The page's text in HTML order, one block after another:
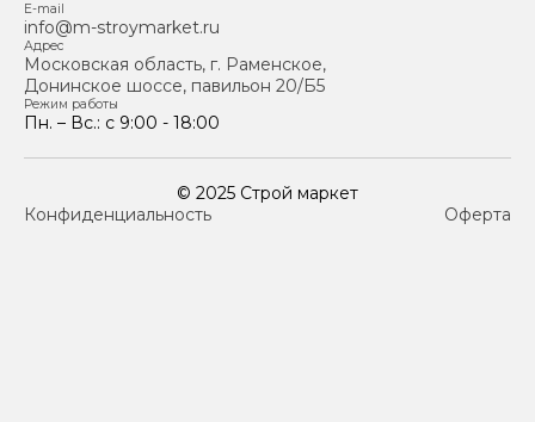
E-mail
info@m-stroymarket.ru
Адрес
Московская область, г. Раменское,
Донинское шоссе, павильон 20/Б5
Режим работы
Пн. – Вс.: с 9:00 - 18:00
© 2025 Строй маркет
Конфиденциальность
Оферта